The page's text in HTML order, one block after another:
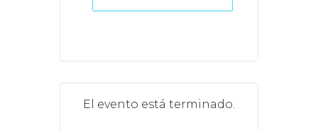
El evento está terminado.